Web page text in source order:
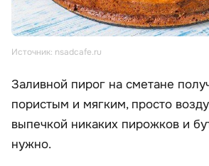
Источник: nsadcafe.ru
Заливной пирог на сметане
пористым и мягким, просто
выпечкой никаких пирожков и
нужно.